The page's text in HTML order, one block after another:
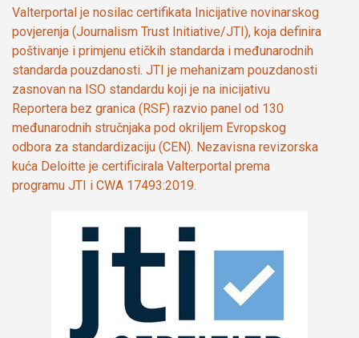
Valterportal je nosilac certifikata Inicijative novinarskog
povjerenja (Journalism Trust Initiative/JTI), koja definira
poštivanje i primjenu etičkih standarda i međunarodnih
standarda pouzdanosti. JTI je mehanizam pouzdanosti
zasnovan na ISO standardu koji je na inicijativu
Reportera bez granica (RSF) razvio panel od 130
međunarodnih stručnjaka pod okriljem Evropskog
odbora za standardizaciju (CEN). Nezavisna revizorska
kuća Deloitte je certificirala Valterportal prema
programu JTI i CWA 17493:2019.